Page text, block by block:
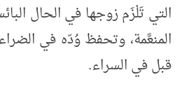
التي تَلْزَم زوجها في الحال
المنعَّمة، وتحفظ وُدّه في
قبل في السراء.